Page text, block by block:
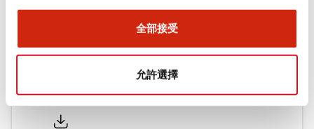
全部接受
允許選擇
認證與標準
φ16 A6系列用配件(平面鑲嵌框型)
2022/04/07.PDF942.26KB